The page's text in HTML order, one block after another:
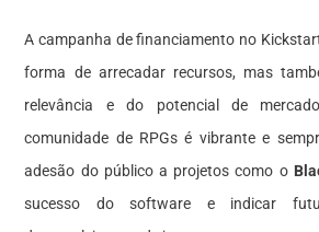
A campanha de financiamento no
forma de arrecadar recursos, mas
relevância e do potencial de
comunidade de RPGs é vibrante e
adesão do público a projetos como o
sucesso do software e indicar